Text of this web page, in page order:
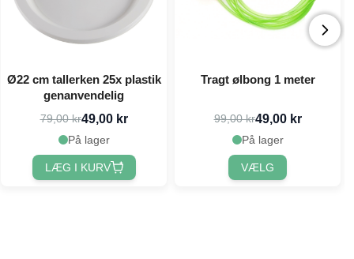
Ø22 cm tallerken 25x plastik
genanvendelig
79,00 kr49,00 kr
På lager
LÆG I KURV
Tragt ølbong 1 meter
99,00 kr49,00 kr
På lager
VÆLG